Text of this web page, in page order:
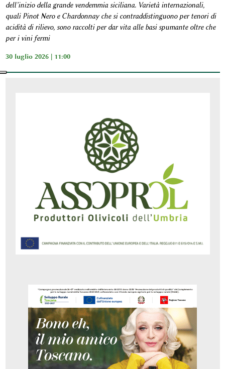
dell’inizio della grande vendemmia siciliana. Varietà internazionali,
quali Pinot Nero e Chardonnay che si contraddistinguono per tenori di
acidità di rilievo, sono raccolti per dar vita alle basi spumante oltre che
per i vini fermi
30 luglio 2026 | 11:00